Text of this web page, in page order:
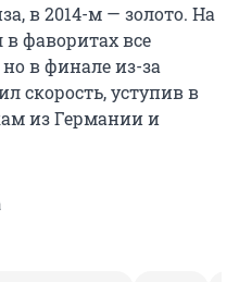
в 2014-м — золото. На
фаворитах все
в финале из-за
скорость, уступив в
из Германии и